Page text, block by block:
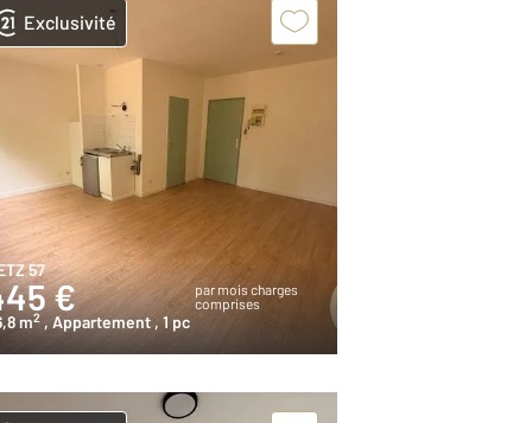
Exclusivité
57
€
par mois charges
comprises
m2 , Appartement , 1 pc